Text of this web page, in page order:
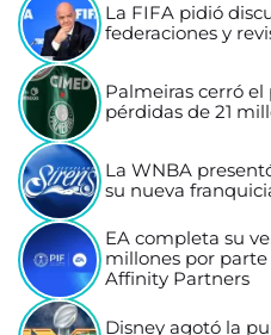
La FIFA pidió
federaciones y
Palmeiras cerró
pérdidas de 21
La WNBA
su nueva
EA completa su
millones por parte
Affinity Partners
Disney agotó la